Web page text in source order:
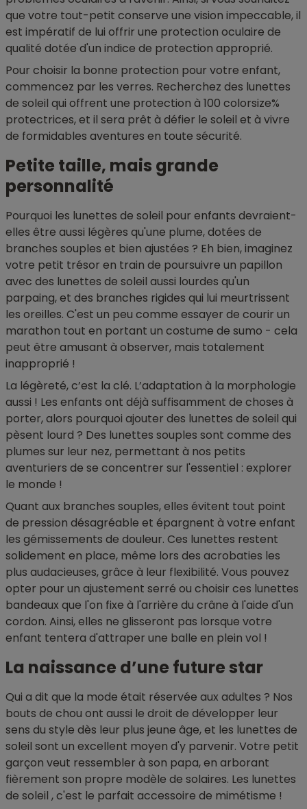
que votre tout-petit conserve une vision impeccable, il
est impératif de lui offrir une protection oculaire de
qualité dotée d'un indice de protection approprié.
Pour choisir la bonne protection pour votre enfant,
commencez par les verres. Recherchez des lunettes
de soleil qui offrent une protection à 100 colorsize%
protectrices, et il sera prêt à défier le soleil et à vivre
de formidables aventures en toute sécurité.
Petite taille, mais grande
personnalité
Pourquoi les lunettes de soleil pour enfants devraient-
elles être aussi légères qu'une plume, dotées de
branches souples et bien ajustées ? Eh bien, imaginez
votre petit trésor en train de poursuivre un papillon
avec des lunettes de soleil aussi lourdes qu'un
parpaing, et des branches rigides qui lui meurtrissent
les oreilles. C'est un peu comme essayer de courir un
marathon tout en portant un costume de sumo - cela
peut être amusant à observer, mais totalement
inapproprié !
La légèreté, c’est la clé. L’adaptation à la morphologie
aussi ! Les enfants ont déjà suffisamment de choses à
porter, alors pourquoi ajouter des lunettes de soleil qui
pèsent lourd ? Des lunettes souples sont comme des
plumes sur leur nez, permettant à nos petits
aventuriers de se concentrer sur l'essentiel : explorer
le monde !
Quant aux branches souples, elles évitent tout point
de pression désagréable et épargnent à votre enfant
les gémissements de douleur. Ces lunettes restent
solidement en place, même lors des acrobaties les
plus audacieuses, grâce à leur flexibilité. Vous pouvez
opter pour un ajustement serré ou choisir ces lunettes
bandeaux que l'on fixe à l'arrière du crâne à l'aide d'un
cordon. Ainsi, elles ne glisseront pas lorsque votre
enfant tentera d'attraper une balle en plein vol !
La naissance d’une future star
Qui a dit que la mode était réservée aux adultes ? Nos
bouts de chou ont aussi le droit de développer leur
sens du style dès leur plus jeune âge, et les lunettes de
soleil sont un excellent moyen d'y parvenir. Votre petit
garçon veut ressembler à son papa, en arborant
fièrement son propre modèle de solaires. Les lunettes
de soleil , c'est le parfait accessoire de mimétisme !